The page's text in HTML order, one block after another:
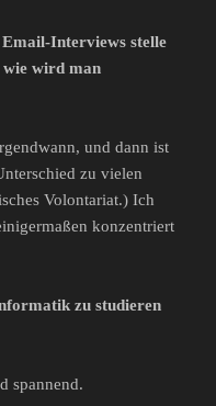
Email-Interviews stelle
wie wird man
und dann ist
zu vielen
Volontariat.) Ich
konzentriert
zu studieren
spannend.